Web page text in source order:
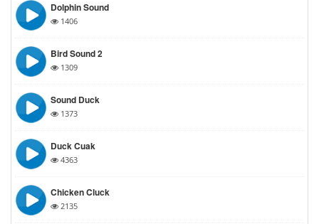
Dolphin Sound
1406
Bird Sound 2
1309
Sound Duck
1373
Duck Cuak
4363
Chicken Cluck
2135